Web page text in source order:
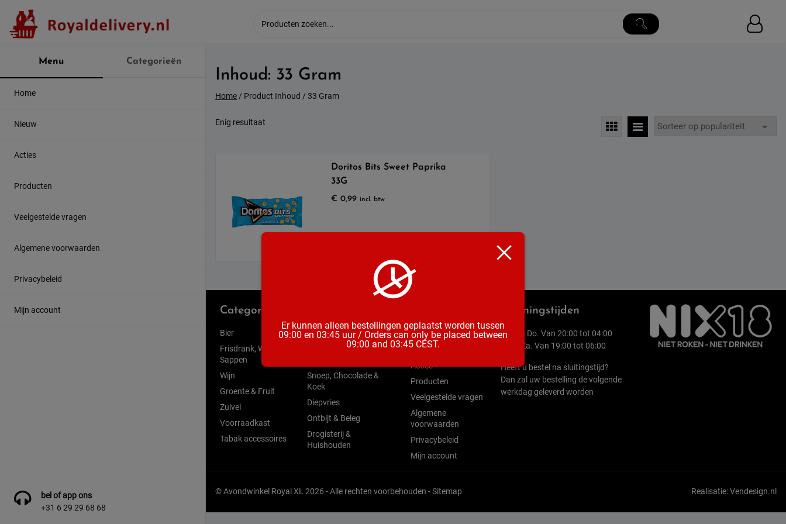
content
Menu Categorieën
Home
Nieuw
Acties
Producten
Veelgestelde vragen
Algemene voorwaarden
Privacybeleid
Mijn account
bel of app ons
+31 6 29 29 68 68
Inhoud: 33 Gram
Home/ Product Inhoud / 33 Gram
Enig resultaat
Doritos Bits Sweet Paprika
33G
€ 0,99 incl. btw
Categorieën
Bier
Frisdrank, Water &
Sappen
Wijn
Groente & Fruit
Zuivel
Voorraadkast
Tabak accessoires
Mix & Aperitieven
Snoep, Chocolade &
Koek
Diepvries
Ontbijt & Beleg
Drogisterij &
Huishouden
Home
Nieuw
Acties
Producten
Veelgestelde vragen
Algemene
voorwaarden
Privacybeleid
Mijn account
Openingstijden
Zo t/m Do. Van 20:00 tot 04:00
Vrij & Za. Van 19:00 tot 06:00
Heeft u bestel na sluitingstijd?
Dan zal uw bestelling de volgende
werkdag geleverd worden
© Avondwinkel Royal XL 2026 - Alle rechten voorbehouden -Sitemap Realisatie:Vendesign.nl
Er kunnen alleen bestellingen geplaatst worden tussen
09:00 en 03:45 uur / Orders can only be placed between
09:00 and 03:45 CEST.